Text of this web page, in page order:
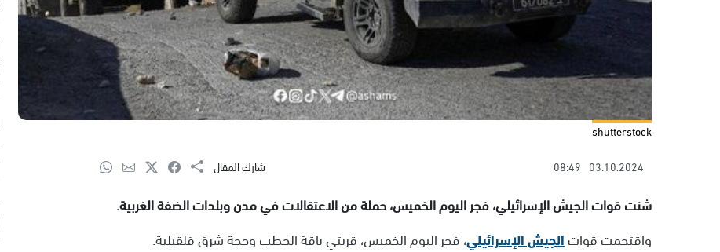
shutterstock
03.10.2024
08:49 شارك المقال
شنت قوات الجيش الإسرائيلي، فجر اليوم الخميس، حملة من الاعتقالات في مدن وبلدات الضفة الغربية.
واقتحمت قواتالجيش الإسرائيلي، فجر اليوم الخميس، قريتي باقة الحطب وحجة شرق قلقيلية.